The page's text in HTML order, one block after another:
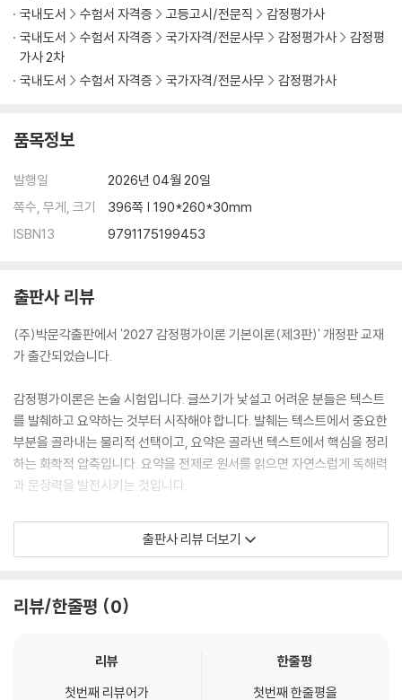
Chapter 01 부동산 가격의 개념
1 부동산 가격의 정의
2 부동산 가격의 기능
3 부동산 가격의 특징
Chapter 02 부동산 가격형성원리
1 부동산 가격형성이론의 역사
2 부동산 가격형성요인(가격결정요인)
3 부동산 가격발생요인
4 부동산 가격형성원리
2 최유효이용의 원칙
PART 04 감정평가의 기초
Chapter 01 감정평가의 개념
1 감정평가의 정의
2 감정평가의 대상
3 감정평가의 기준
4 감정평가의 필요성
6 감정평가의 기능
1 시장가치기준 원칙
Chapter 03 감정평가제도
국내도서
수험서 자격증 고등고시/전문직
감정평가사
국내도서
수험서 자격증 국가자격/전문사무 감정평가사
감정평
가사 2차
국내도서
수험서 자격증 국가자격/전문사무 감정평가사
품목정보
발행일
2026년 04월 20일
쪽수, 무게, 크기
396쪽 | 190*260*30mm
ISBN13
9791175199453
출판사 리뷰
(주)박문각출판에서 '2027 감정평가이론 기본이론(제3판)' 개정판 교재
가 출간되었습니다.
감정평가이론은 논술 시험입니다. 글쓰기가 낯설고 어려운 분들은 텍스트
를 발췌하고 요약하는 것부터 시작해야 합니다. 발췌는 텍스트에서 중요한
부분을 골라내는 물리적 선택이고, 요약은 골라낸 텍스트에서 핵심을 정리
하는 화학적 압축입니다. 요약을 전제로 원서를 읽으면 자연스럽게 독해력
과 문장력을 발전시키는 것입니다.
기본이론은 최대한 원서의 내용에 충실하되 출제범위 내에서 공부범위를
압축하고자 노력했으며, 이론 공부와 함께 시험 형식인 논술에 대한 기초
논술문 목차 구성을 함께 연습할 예정입니다.
감정평가이론의 각 분야를 충분히 대비할 수 있도록 누구나 쉽게 이해하
출판사 리뷰 더보기
리뷰/한줄평 0
리뷰
첫번째 리뷰어가
한줄평
첫번째 한줄평을